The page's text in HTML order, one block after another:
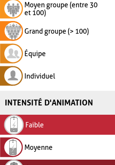
Moyen groupe (entre 30
et 100)
Grand groupe (> 100)
Équipe
Individuel
INTENSITÉ D'ANIMATION
Faible
Moyenne